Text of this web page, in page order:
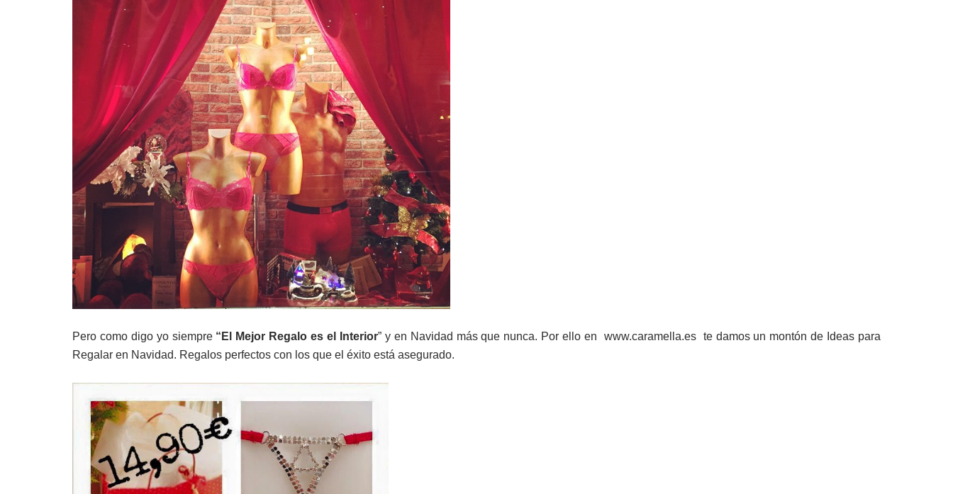
Pero como digo yo siempre “El Mejor Regalo es el Interior” y en Navidad más que nunca. Por ello en www.caramella.es te damos un montón de Ideas para
Regalar en Navidad. Regalos perfectos con los que el éxito está asegurado.